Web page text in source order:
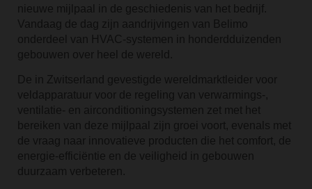
nieuwe mijlpaal in de geschiedenis van het bedrijf.
Vandaag de dag zijn aandrijvingen van Belimo
onderdeel van HVAC-systemen in honderdduizenden
gebouwen over heel de wereld.
De in Zwitserland gevestigde wereldmarktleider voor
veldapparatuur voor de regeling van verwarmings-,
ventilatie- en airconditioningsystemen zet met het
bereiken van deze mijlpaal zijn groei voort, evenals met
de vraag naar innovatieve producten die het comfort, de
energie-efficiëntie en de veiligheid in gebouwen
duurzaam verbeteren.